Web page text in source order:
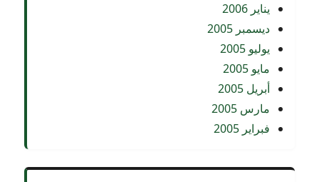
يناير 2006
ديسمبر 2005
يوليو 2005
مايو 2005
أبريل 2005
مارس 2005
فبراير 2005